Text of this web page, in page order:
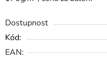
Dostupnost
Kód:
EAN: